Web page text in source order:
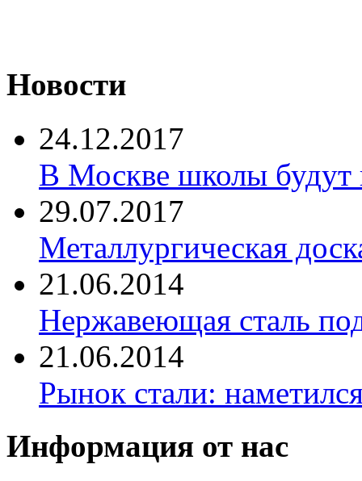
Новости
24.12.2017
В Москве школы будут
29.07.2017
Металлургическая
21.06.2014
Нержавеющая сталь
21.06.2014
Рынок стали:
Информация от нас